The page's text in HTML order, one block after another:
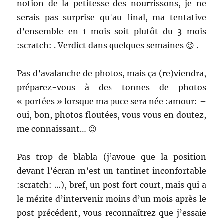
notion de la petitesse des nourrissons, je ne
serais pas surprise qu’au final, ma tentative
d’ensemble en 1 mois soit plutôt du 3 mois
:scratch: . Verdict dans quelques semaines 😉 .
Pas d’avalanche de photos, mais ça (re)viendra,
préparez-vous à des tonnes de photos
« portées » lorsque ma puce sera née :amour: –
oui, bon, photos floutées, vous vous en doutez,
me connaissant… 😉
Pas trop de blabla (j’avoue que la position
devant l’écran m’est un tantinet inconfortable
:scratch: …), bref, un post fort court, mais qui a
le mérite d’intervenir moins d’un mois après le
post précédent, vous reconnaîtrez que j’essaie